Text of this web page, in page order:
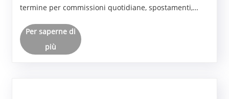
termine per commissioni quotidiane, spostamenti,
essenziali, vantaggi materiali, design po......
Per saperne di
più